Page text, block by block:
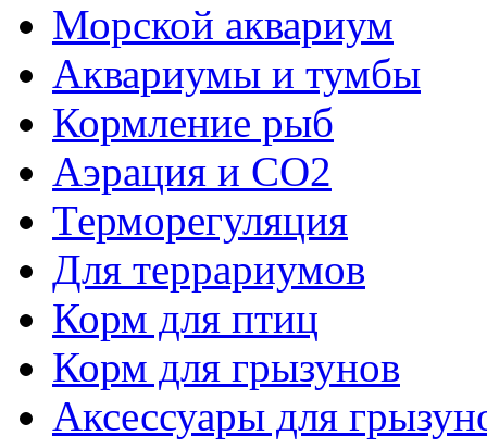
Морской аквариум
Аквариумы и тумбы
Кормление рыб
Аэрация и СО2
Терморегуляция
Для террариумов
Корм для птиц
Корм для грызунов
Аксессуары для